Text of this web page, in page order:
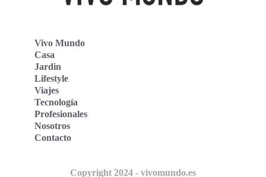
Vivo Mundo
Casa
Jardin
Lifestyle
Viajes
Tecnología
Profesionales
Nosotros
Contacto
Copyright 2024 - vivomundo.es